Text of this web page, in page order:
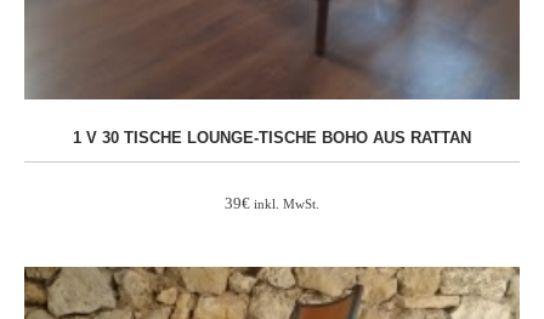
1 V 30 TISCHE LOUNGE-TISCHE BOHO AUS RATTAN
39€ inkl. MwSt.